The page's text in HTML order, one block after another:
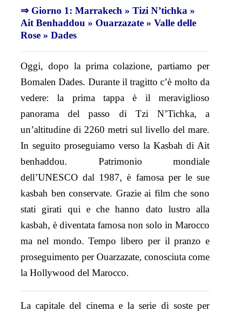
⇒ Giorno 1: Marrakech » Tizi N’tichka »
Ait Benhaddou » Ouarzazate » Valle delle
Rose » Dades
Oggi, dopo la prima colazione, partiamo per
Bomalen Dades. Durante il tragitto c’è molto da
vedere: la prima tappa è il meraviglioso
panorama del passo di Tzi N’Tichka, a
un’altitudine di 2260 metri sul livello del mare.
In seguito proseguiamo verso la Kasbah di Ait
benhaddou. Patrimonio mondiale
dell’UNESCO dal 1987, è famosa per le sue
kasbah ben conservate. Grazie ai film che sono
stati girati qui e che hanno dato lustro alla
kasbah, è diventata famosa non solo in Marocco
ma nel mondo. Tempo libero per il pranzo e
proseguimento per Ouarzazate, conosciuta come
la Hollywood del Marocco.
La capitale del cinema e la serie di soste per